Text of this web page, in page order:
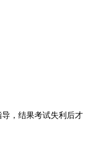
，结果考试失利后才